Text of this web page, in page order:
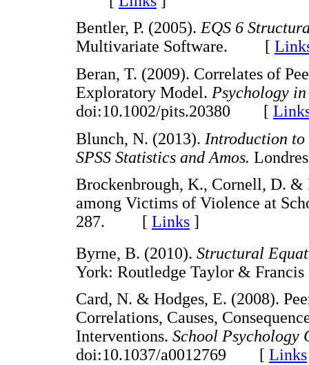
Bentler, P. (2005).EQS 6
Multivariate Software. [
Beran, T. (2009). Correlates of
Exploratory Model. Psychology
doi:10.1002/pits.20380 [
Blunch, N. (2013). Introduction
SPSS Statistics and Amos.
Brockenbrough, K., Cornell, D. &
among Victims of Violence at
287. [ Links ]
Byrne, B. (2010). Structural
York: Routledge Taylor &
Card, N. & Hodges, E. (2008).
Correlations, Causes,
Interventions. School Psychology
doi:10.1037/a0012769 [ Links